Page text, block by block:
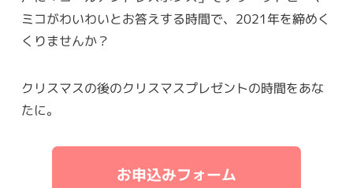
ミコがわいわいとお答えする時間で、2021年を締めく
くりませんか？
クリスマスの後のクリスマスプレゼントの時間をあな
たに。
お申込みフォーム